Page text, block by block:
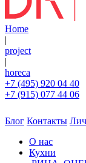
Home
|
project
|
horeca
+7 (495) 920 04 40
+7 (915) 077 44 06
Блог Контакты
О нас
Кухни